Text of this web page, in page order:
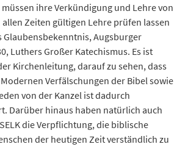
ihre Verkündigung und Lehre von
Zeiten gültigen Lehre prüfen lassen
Glaubensbekenntnis, Augsburger
Luthers Großer Katechismus. Es ist
Kirchenleitung, darauf zu sehen, dass
Verfälschungen der Bibel sowie
von der Kanzel ist dadurch
Darüber hinaus haben natürlich auch
die Verpflichtung, die biblische
der heutigen Zeit verständlich zu